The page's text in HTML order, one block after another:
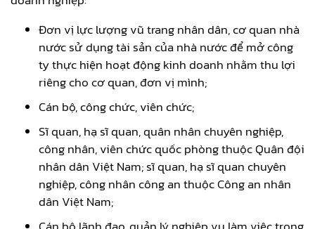
Đơn vị lực lượng vũ trang nhân dân, cơ quan nhà
nước sử dụng tài sản của nhà nước để mở công
ty thực hiện hoạt động kinh doanh nhằm thu lợi
riêng cho cơ quan, đơn vị mình;
Cán bộ, công chức, viên chức;
Sĩ quan, hạ sĩ quan, quân nhân chuyên nghiệp,
công nhân, viên chức quốc phòng thuộc Quân đội
nhân dân Việt Nam; sĩ quan, hạ sĩ quan chuyên
nghiệp, công nhân công an thuộc Công an nhân
dân Việt Nam;